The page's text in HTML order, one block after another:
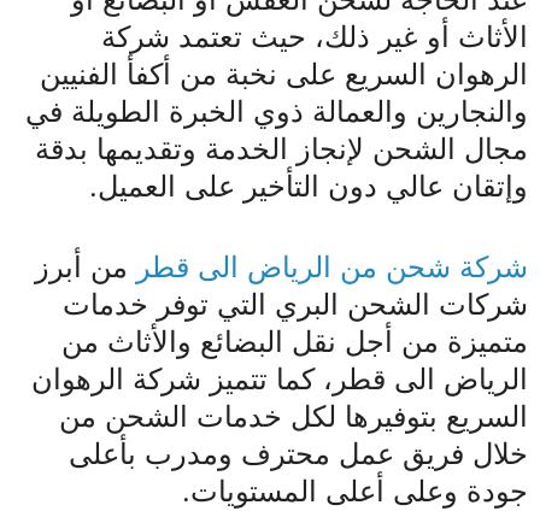
الأثاث أو غير ذلك، حيث تعتمد شركة
الرهوان السريع على نخبة من أكفأ الفنيين
والنجارين والعمالة ذوي الخبرة الطويلة في
مجال الشحن لإنجاز الخدمة وتقديمها بدقة
وإتقان عالي دون التأخير على العميل.
شركة شحن من الرياض الى قطر من أبرز
شركات الشحن البري التي توفر خدمات
متميزة من أجل نقل البضائع والأثاث من
الرياض الى قطر، كما تتميز شركة الرهوان
السريع بتوفيرها لكل خدمات الشحن من
خلال فريق عمل محترف ومدرب بأعلى
جودة وعلى أعلى المستويات.